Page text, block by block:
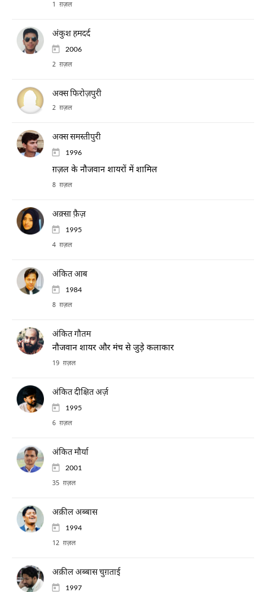
1 ग़ज़ल
अंकुश हमदर्द
2006
2 ग़ज़ल
अक्स फिरोज़पुरी
2 ग़ज़ल
अक्स समस्तीपुरी
1996
ग़ज़ल के नौजवान शायरों में शामिल
8 ग़ज़ल
अक़्सा फ़ैज़
1995
4 ग़ज़ल
अंकित आब
1984
8 ग़ज़ल
अंकित गौतम
नौजवान शायर और मंच से जुड़े कलाकार
19 ग़ज़ल
अंकित दीक्षित अर्ज़
1995
6 ग़ज़ल
अंकित मौर्या
2001
35 ग़ज़ल
अक़ील अब्बास
1994
12 ग़ज़ल
अक़ील अब्बास चुग़ताई
1997